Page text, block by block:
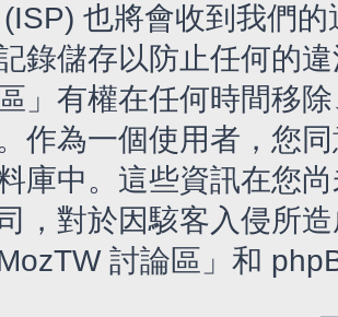
也將會收到我們
錄儲存以防止任何的
」有權在任何時間移
作為一個使用者，您
庫中。這些資訊在您
，對於因駭客入侵所
MozTW 討論區」和